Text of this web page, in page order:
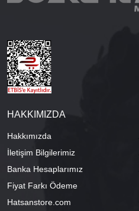
HAKKIMIZDA
Hakkımızda
İletişim Bilgilerimiz
Banka Hesaplarımız
Fiyat Farkı Ödeme
Hatsanstore.com